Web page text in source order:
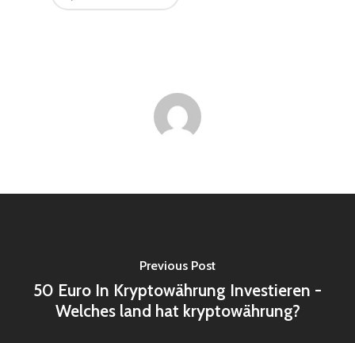
Previous Post
50 Euro In Kryptowährung Investieren -
Welches land hat kryptowährung?